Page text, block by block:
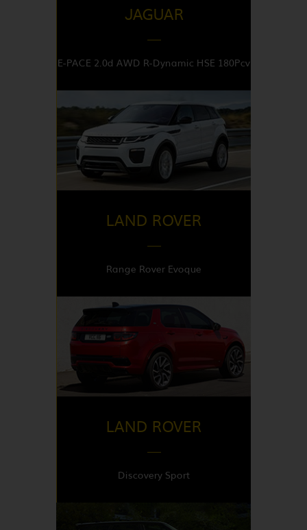
JAGUAR
E-PACE 2.0d AWD R-Dynamic HSE 180Pcv
DISPONIBLE EN
United Kingdom
LAND ROVER
Range Rover Evoque
DISPONIBLE EN
Italy | United Kingdom
LAND ROVER
Discovery Sport